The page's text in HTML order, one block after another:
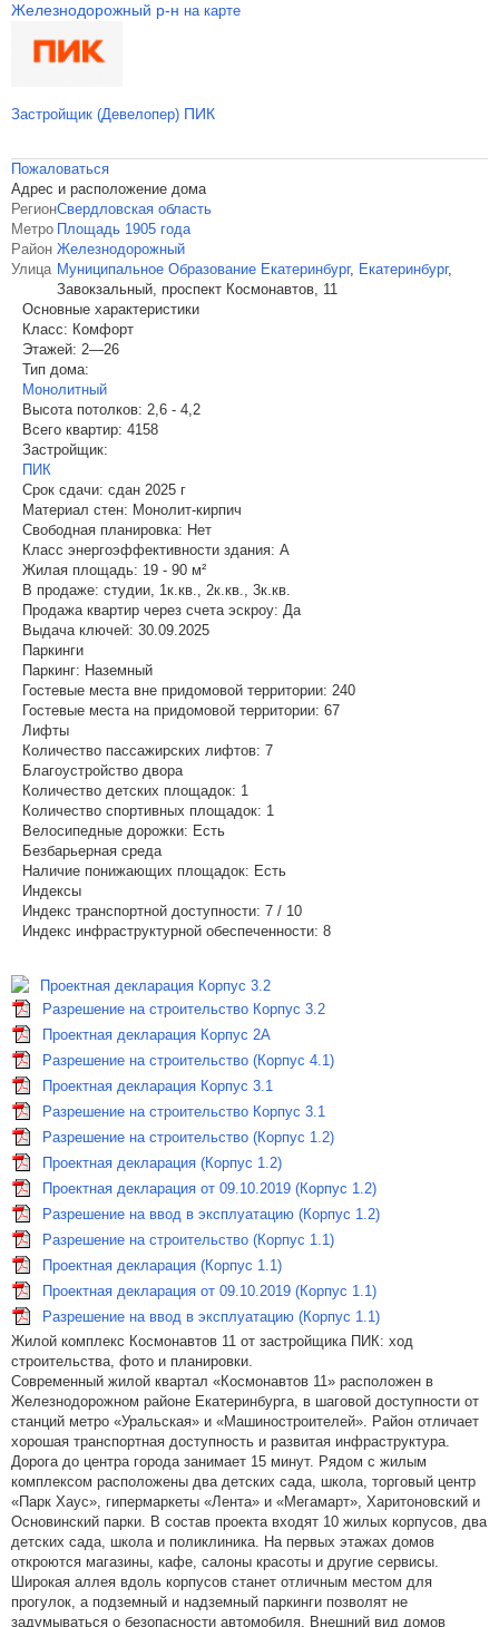
Железнодорожный р-н на карте
Застройщик (Девелопер) ПИК
Пожаловаться
Адрес и расположение дома
РегионСвердловская область
Метро Площадь 1905 года
Район Железнодорожный
Улица Муниципальное Образование Екатеринбург, Екатеринбург,
Завокзальный, проспект Космонавтов, 11
Основные характеристики
Класс: Комфорт
Этажей: 2—26
Тип дома:
Монолитный
Высота потолков: 2,6 - 4,2
Всего квартир: 4158
Застройщик:
ПИК
Срок сдачи: сдан 2025 г
Материал стен: Монолит-кирпич
Свободная планировка: Нет
Класс энергоэффективности здания: A
Жилая площадь: 19 - 90 м²
В продаже: студии, 1к.кв., 2к.кв., 3к.кв.
Продажа квартир через счета эскроу: Да
Выдача ключей: 30.09.2025
Паркинги
Паркинг: Наземный
Гостевые места вне придомовой территории: 240
Гостевые места на придомовой территории: 67
Лифты
Количество пассажирских лифтов: 7
Благоустройство двора
Количество детских площадок: 1
Количество спортивных площадок: 1
Велосипедные дорожки: Есть
Безбарьерная среда
Наличие понижающих площадок: Есть
Индексы
Индекс транспортной доступности: 7 / 10
Индекс инфраструктурной обеспеченности: 8
Проектная декларация Корпус 3.2
Разрешение на строительство Корпус 3.2
Проектная декларация Корпус 2А
Разрешение на строительство (Корпус 4.1)
Проектная декларация Корпус 3.1
Разрешение на строительство Корпус 3.1
Разрешение на строительство (Корпус 1.2)
Проектная декларация (Корпус 1.2)
Проектная декларация от 09.10.2019 (Корпус 1.2)
Разрешение на ввод в эксплуатацию (Корпус 1.2)
Разрешение на строительство (Корпус 1.1)
Проектная декларация (Корпус 1.1)
Проектная декларация от 09.10.2019 (Корпус 1.1)
Разрешение на ввод в эксплуатацию (Корпус 1.1)
Жилой комплекс Космонавтов 11 от застройщика ПИК: ход
строительства, фото и планировки.
Современный жилой квартал «Космонавтов 11» расположен в
Железнодорожном районе Екатеринбурга, в шаговой доступности от
станций метро «Уральская» и «Машиностроителей». Район отличает
хорошая транспортная доступность и развитая инфраструктура.
Дорога до центра города занимает 15 минут. Рядом с жилым
комплексом расположены два детских сада, школа, торговый центр
«Парк Хаус», гипермаркеты «Лента» и «Мегамарт», Харитоновский и
Основинский парки. В состав проекта входят 10 жилых корпусов, два
детских сада, школа и поликлиника. На первых этажах домов
откроются магазины, кафе, салоны красоты и другие сервисы.
Широкая аллея вдоль корпусов станет отличным местом для
прогулок, а подземный и надземный паркинги позволят не
задумываться о безопасности автомобиля. Внешний вид домов